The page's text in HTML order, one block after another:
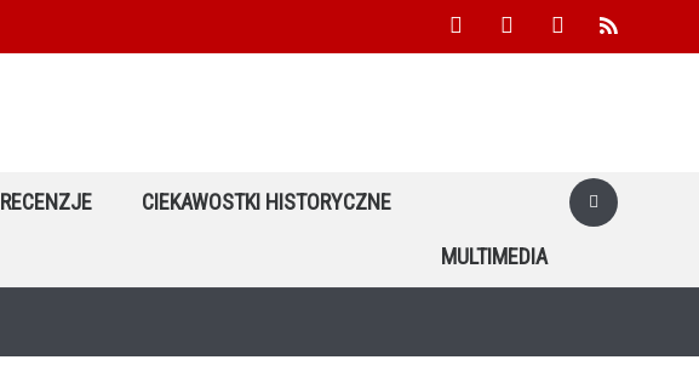
facebookyoutube twitter rss
RECENZJE CIEKAWOSTKI HISTORYCZNE
MULTIMEDIA